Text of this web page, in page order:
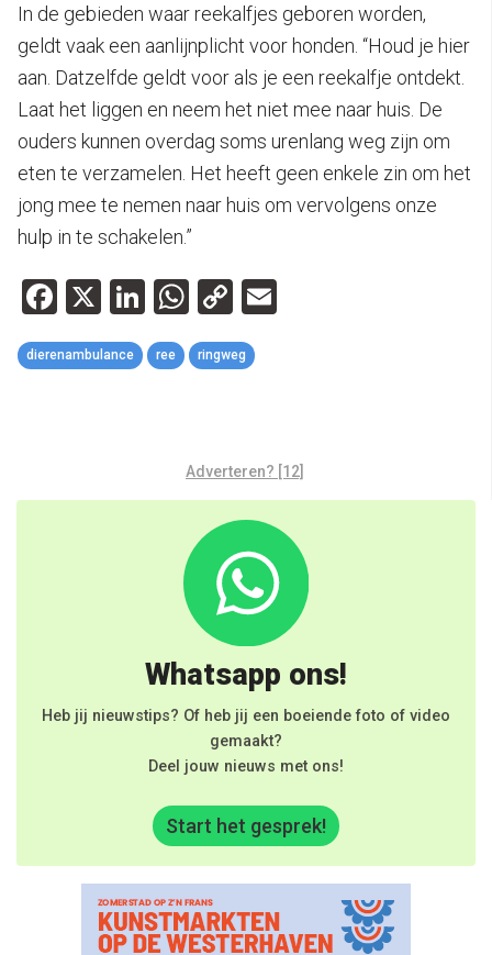
In de gebieden waar reekalfjes geboren worden,
geldt vaak een aanlijnplicht voor honden. “Houd je hier
aan. Datzelfde geldt voor als je een reekalfje ontdekt.
Laat het liggen en neem het niet mee naar huis. De
ouders kunnen overdag soms urenlang weg zijn om
eten te verzamelen. Het heeft geen enkele zin om het
jong mee te nemen naar huis om vervolgens onze
hulp in te schakelen.”
Facebook
X LinkedIn
WhatsApp
Copy
Link
dierenambulance ree ringweg
Adverteren? [12]
Whatsapp ons!
Heb jij nieuwstips? Of heb jij een boeiende foto of video
gemaakt?
Deel jouw nieuws met ons!
Start het gesprek!